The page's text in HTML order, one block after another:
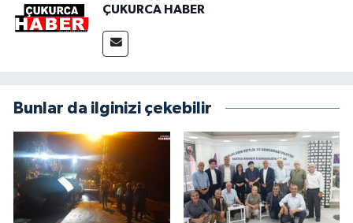
ÇUKURCA HABER
Bunlar da ilginizi çekebilir